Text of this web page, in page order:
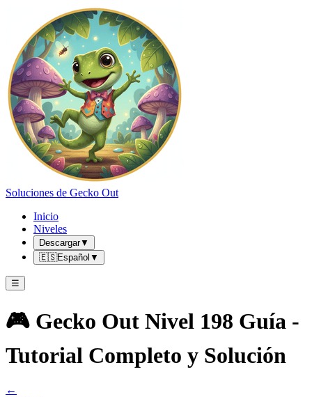
Soluciones de Gecko Out
Inicio
Niveles
Descargar▼
🇪🇸Español ▼
☰
🎮 Gecko Out Nivel 198 Guía -
Tutorial Completo y Solución
←